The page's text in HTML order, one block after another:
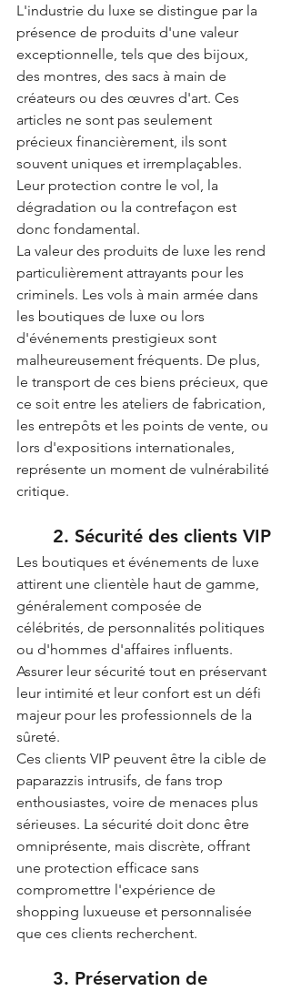
L'industrie du luxe se distingue par la
présence de produits d'une valeur
exceptionnelle, tels que des bijoux,
des montres, des sacs à main de
créateurs ou des œuvres d'art. Ces
articles ne sont pas seulement
précieux financièrement, ils sont
souvent uniques et irremplaçables.
Leur protection contre le vol, la
dégradation ou la contrefaçon est
donc fondamental.
La valeur des produits de luxe les rend
particulièrement attrayants pour les
criminels. Les vols à main armée dans
les boutiques de luxe ou lors
d'événements prestigieux sont
malheureusement fréquents. De plus,
le transport de ces biens précieux, que
ce soit entre les ateliers de fabrication,
les entrepôts et les points de vente, ou
lors d'expositions internationales,
représente un moment de vulnérabilité
critique.
2. Sécurité des clients VIP
Les boutiques et événements de luxe
attirent une clientèle haut de gamme,
généralement composée de
célébrités, de personnalités politiques
ou d'hommes d'affaires influents.
Assurer leur sécurité tout en préservant
leur intimité et leur confort est un défi
majeur pour les professionnels de la
sûreté.
Ces clients VIP peuvent être la cible de
paparazzis intrusifs, de fans trop
enthousiastes, voire de menaces plus
sérieuses. La sécurité doit donc être
omniprésente, mais discrète, offrant
une protection efficace sans
compromettre l'expérience de
shopping luxueuse et personnalisée
que ces clients recherchent.
3. Préservation de